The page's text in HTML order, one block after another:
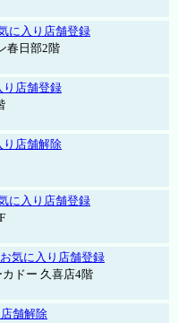
に入り店舗登録
春日部2階
り店舗登録
り店舗解除
に入り店舗登録
お気に入り店舗登録
ドー 久喜店4階
舗解除